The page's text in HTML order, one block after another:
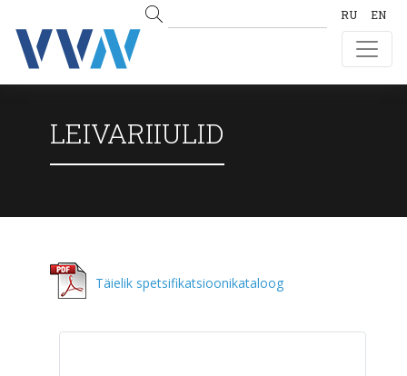
RU EN
LEIVARIIULID
Täielik spetsifikatsioonikataloog